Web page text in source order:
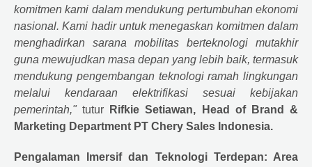
komitmen kami dalam mendukung pertumbuhan ekonomi
nasional. Kami hadir untuk menegaskan komitmen dalam
menghadirkan sarana mobilitas berteknologi mutakhir
guna mewujudkan masa depan yang lebih baik, termasuk
mendukung pengembangan teknologi ramah lingkungan
melalui kendaraan elektrifikasi sesuai kebijakan
pemerintah,"tutur Rifkie Setiawan, Head of Brand &
Marketing Department PT Chery Sales Indonesia.
Pengalaman Imersif dan Teknologi Terdepan: Area